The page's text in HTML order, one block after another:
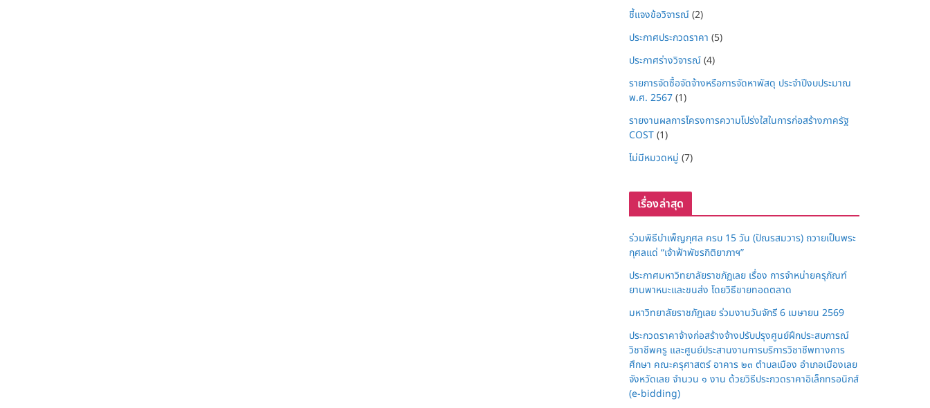
ชี้แจงข้อวิจารณ์(2)
ประกาศประกวดราคา (5)
ประกาศร่างวิจารณ์(4)
รายการจัดซื้อจัดจ้างหรือการจัดหาพัสดุ ประจำปีงบประมาณ
พ.ศ. 2567(1)
รายงานผลการโครงการความโปร่งใสในการก่อสร้างภาครัฐ
COST(1)
ไม่มีหมวดหมู่ (7)
เรื่องล่าสุด
ร่วมพิธีบำเพ็ญกุศล ครบ 15 วัน (ปัณรสมวาร) ถวายเป็นพระ
กุศลแด่ “เจ้าฟ้าพัชรกิติยาภาฯ”
ประกาศมหาวิทยาลัยราชภัฏเลย เรื่อง การจำหน่ายครุภัณฑ์
ยานพาหนะและขนส่ง โดยวิธีขายทอดตลาด
มหาวิทยาลัยราชภัฏเลย ร่วมงานวันจักรี 6 เมษายน 2569
ประกวดราคาจ้างก่อสร้างจ้างปรับปรุงศูนย์ฝึกประสบการณ์
วิชาชีพครู และศูนย์ประสานงานการบริการวิชาชีพทางการ
ศึกษา คณะครุศาสตร์ อาคาร ๒๓ ตำบลเมือง อำเภอเมืองเลย
จังหวัดเลย จำนวน ๑ งาน ด้วยวิธีประกวดราคาอิเล็กทรอนิกส์
(e-bidding)